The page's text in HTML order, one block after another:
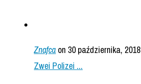
Znafca on 30 października, 2018
Zwei Polizei ...